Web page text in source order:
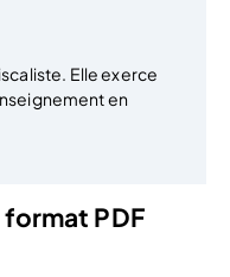
Elle exerce
en
PDF